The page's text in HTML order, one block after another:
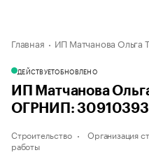
Главная ИП Матчанова Ольга
ДЕЙСТВУЕТОБНОВЛЕНО
ИП Матчанова
ОГРНИП:
Строительство Организация
работы